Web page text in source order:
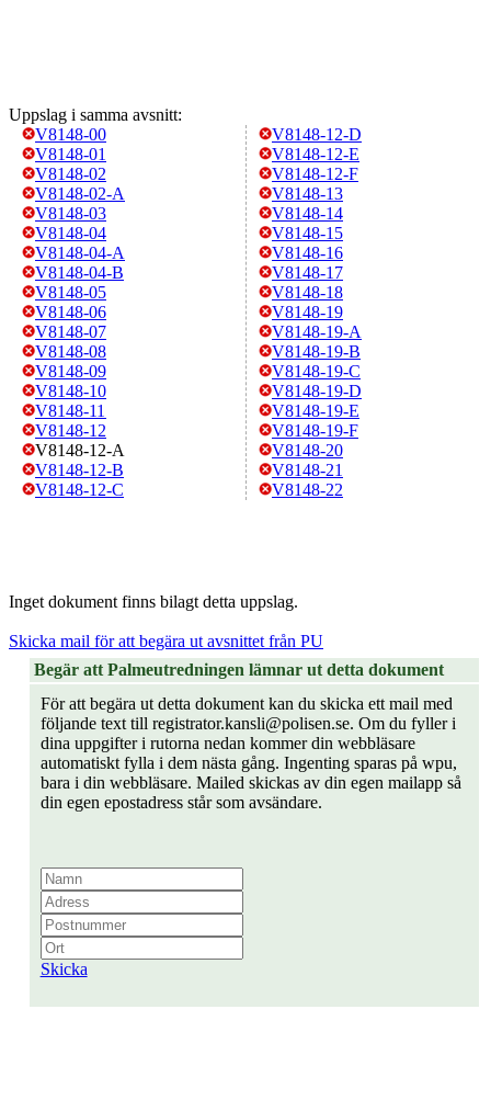
Uppslag i samma avsnitt:
V8148-00
V8148-01
V8148-02
V8148-02-A
V8148-03
V8148-04
V8148-04-A
V8148-04-B
V8148-05
V8148-06
V8148-07
V8148-08
V8148-09
V8148-10
V8148-11
V8148-12
V8148-12-A
V8148-12-B
V8148-12-C
V8148-12-D
V8148-12-E
V8148-12-F
V8148-13
V8148-14
V8148-15
V8148-16
V8148-17
V8148-18
V8148-19
V8148-19-A
V8148-19-B
V8148-19-C
V8148-19-D
V8148-19-E
V8148-19-F
V8148-20
V8148-21
V8148-22
Inget dokument finns bilagt detta uppslag.
Skicka mail för att begära ut avsnittet från PU
Begär att Palmeutredningen lämnar ut detta dokument
För att begära ut detta dokument kan du skicka ett mail med
följande text till registrator.kansli@polisen.se. Om du fyller i
dina uppgifter i rutorna nedan kommer din webbläsare
automatiskt fylla i dem nästa gång. Ingenting sparas på wpu,
bara i din webbläsare. Mailed skickas av din egen mailapp så
din egen epostadress står som avsändare.
Skicka